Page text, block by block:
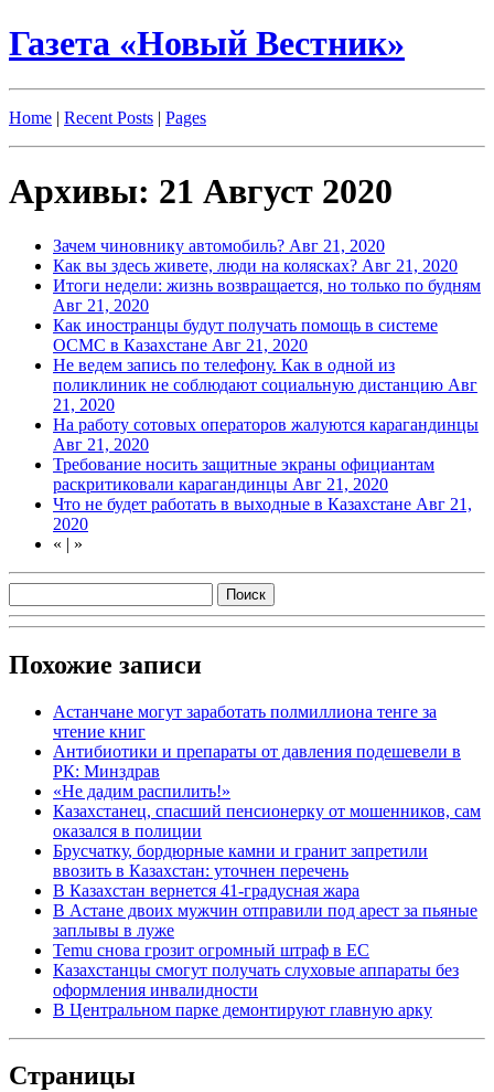
Газета «Новый Вестник»
Home | Recent Posts | Pages
Архивы: 21 Август 2020
Зачем чиновнику автомобиль? Авг 21, 2020
Как вы здесь живете, люди на колясках? Авг 21, 2020
Итоги недели: жизнь возвращается, но только по будням
Авг 21, 2020
Как иностранцы будут получать помощь в системе
ОСМС в Казахстане Авг 21, 2020
Не ведем запись по телефону. Как в одной из
поликлиник не соблюдают социальную дистанцию Авг
21, 2020
На работу сотовых операторов жалуются карагандинцы
Авг 21, 2020
Требование носить защитные экраны официантам
раскритиковали карагандинцы Авг 21, 2020
Что не будет работать в выходные в Казахстане Авг 21,
2020
« | »
Похожие записи
Астанчане могут заработать полмиллиона тенге за
чтение книг
Антибиотики и препараты от давления подешевели в
РК: Минздрав
«Не дадим распилить!»
Казахстанец, спасший пенсионерку от мошенников, сам
оказался в полиции
Брусчатку, бордюрные камни и гранит запретили
ввозить в Казахстан: уточнен перечень
В Казахстан вернется 41-градусная жара
В Астане двоих мужчин отправили под арест за пьяные
заплывы в луже
Temu снова грозит огромный штраф в ЕС
Казахстанцы смогут получать слуховые аппараты без
оформления инвалидности
В Центральном парке демонтируют главную арку
Страницы